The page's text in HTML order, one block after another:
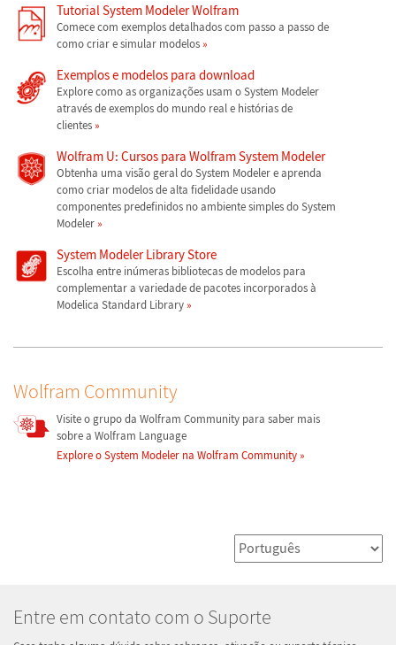
Tutorial System Modeler Wolfram
Comece com exemplos detalhados com passo a passo de
como criar e simular modelos
Exemplos e modelos para download
Explore como as organizações usam o System Modeler
através de exemplos do mundo real e histórias de
clientes
Wolfram U: Cursos para Wolfram System Modeler
Obtenha uma visão geral do System Modeler e aprenda
como criar modelos de alta fidelidade usando
componentes predefinidos no ambiente simples do System
Modeler
System Modeler Library Store
Escolha entre inúmeras bibliotecas de modelos para
complementar a variedade de pacotes incorporados à
Modelica Standard Library
Wolfram Community
Visite o grupo da Wolfram Community para saber mais
sobre a Wolfram Language
Explore o System Modeler na Wolfram Community
Entre em contato com o Suporte